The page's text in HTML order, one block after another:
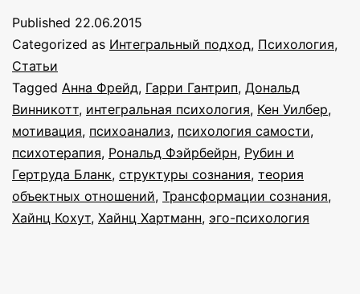
теории
и
Published 22.06.2015
Categorized as Интегральный подход, Психология,
Статьи
Tagged Анна Фрейд, Гарри Гантрип, Дональд
Винникотт, интегральная психология, Кен Уилбер,
мотивация, психоанализ, психология самости,
психотерапия, Рональд Фэйрбейрн, Рубин и
Гертруда Бланк, структуры сознания, теория
объектных отношений, Трансформации сознания,
Хайнц Кохут, Хайнц Хартманн, эго-психология